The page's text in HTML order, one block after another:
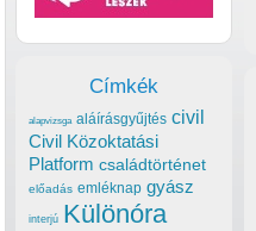
Címkék
alapvizsga aláírásgyűjtés civil
Civil Közoktatási
Platform családtörténet
előadás emléknap gyász
interjú Különóra